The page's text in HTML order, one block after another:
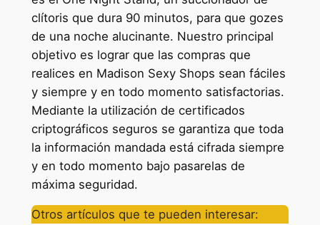
clítoris que dura 90 minutos, para que gozes
de una noche alucinante. Nuestro principal
objetivo es lograr que las compras que
realices en Madison Sexy Shops sean fáciles
y siempre y en todo momento satisfactorias.
Mediante la utilización de certificados
criptográficos seguros se garantiza que toda
la información mandada está cifrada siempre
y en todo momento bajo pasarelas de
máxima seguridad.
Otros artículos que te pueden interesar: